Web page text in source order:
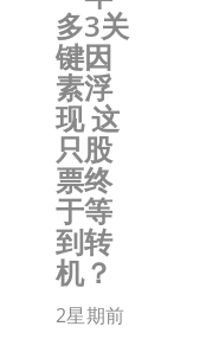
多3关
键因
素浮
现 这
只股
票终
于等
到转
机？
2星期前